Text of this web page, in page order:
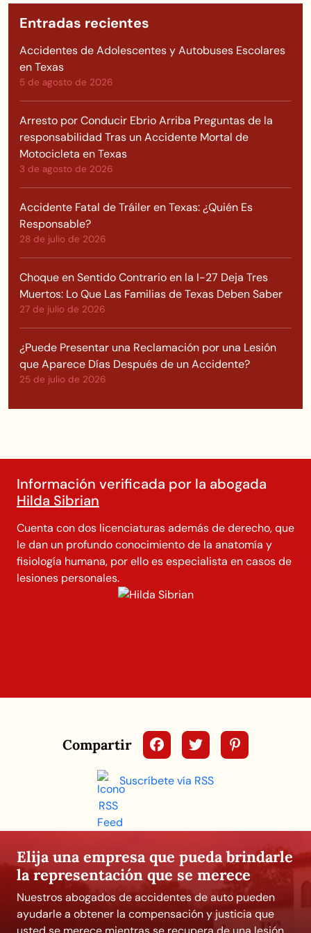
Entradas recientes
Accidentes de Adolescentes y Autobuses Escolares
en Texas
5 de agosto de 2026
Arresto por Conducir Ebrio Arriba Preguntas de la
responsabilidad Tras un Accidente Mortal de
Motocicleta en Texas
3 de agosto de 2026
Accidente Fatal de Tráiler en Texas: ¿Quién Es
Responsable?
28 de julio de 2026
Choque en Sentido Contrario en la I-27 Deja Tres
Muertos: Lo Que Las Familias de Texas Deben Saber
27 de julio de 2026
¿Puede Presentar una Reclamación por una Lesión
que Aparece Días Después de un Accidente?
25 de julio de 2026
Información verificada por la abogada
Hilda Sibrian
Cuenta con dos licenciaturas además de derecho, que
le dan un profundo conocimiento de la anatomía y
fisiología humana, por ello es especialista en casos de
lesiones personales.
Compartir
Suscríbete vía RSS
Elija una empresa que pueda brindarle
la representación que se merece
Nuestros abogados de accidentes de auto pueden
ayudarle a obtener la compensación y justicia que